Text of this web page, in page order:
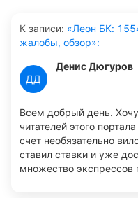
К записи: «Леон БК:
жалобы, обзор»:
ДД
Денис Дюгуров
Всем добрый день. Хочу
читателей этого
счет необязательно
ставил ставки и уже
множество